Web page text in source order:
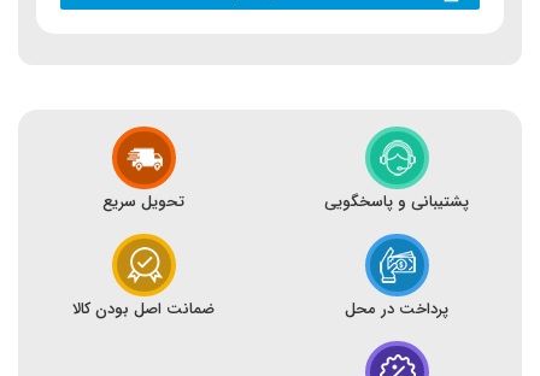
پشتیبانی و پاسخگویی تحویل سریع
پرداخت در محل ضمانت اصل بودن کالا